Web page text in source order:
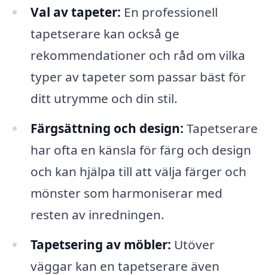
Val av tapeter: En professionell
tapetserare kan också ge
rekommendationer och råd om vilka
typer av tapeter som passar bäst för
ditt utrymme och din stil.
Färgsättning och design: Tapetserare
har ofta en känsla för färg och design
och kan hjälpa till att välja färger och
mönster som harmoniserar med
resten av inredningen.
Tapetsering av möbler: Utöver
väggar kan en tapetserare även